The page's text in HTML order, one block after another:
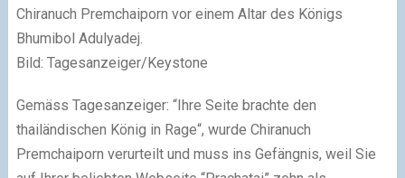
Chiranuch Premchaiporn vor einem Altar des Königs
Bhumibol Adulyadej.
Bild: Tagesanzeiger/Keystone
Gemäss Tagesanzeiger: “Ihre Seite brachte den
thailändischen König in Rage“, wurde Chiranuch
Premchaiporn verurteilt und muss ins Gefängnis, weil Sie